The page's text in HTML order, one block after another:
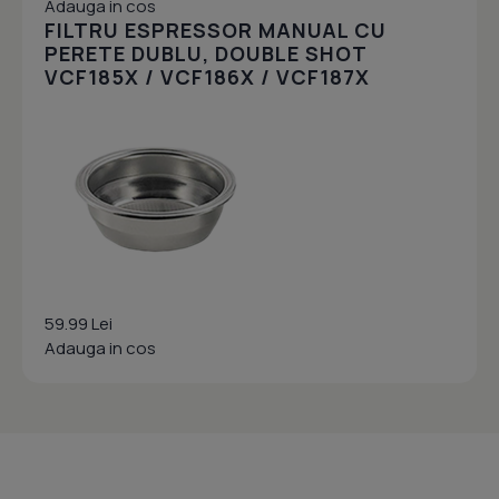
Adauga in cos
FILTRU ESPRESSOR MANUAL CU
PERETE DUBLU, DOUBLE SHOT
VCF185X / VCF186X / VCF187X
59.99 Lei
Adauga in cos